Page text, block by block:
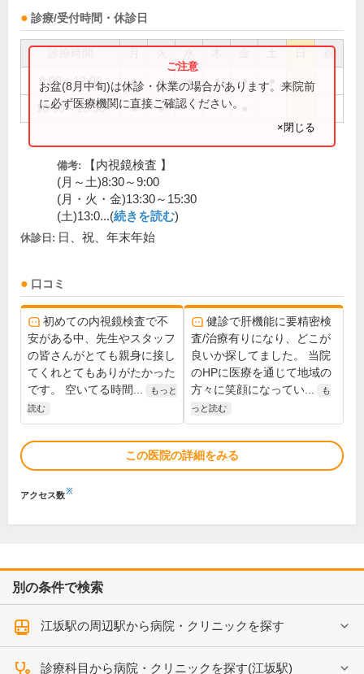
診療/受付時間・休診日
祝
9:00～12:00 ● ● ● ● ●
16:00～18:30 ● ●
お盆(8月中旬)は休診・休業の場合があります。来院前
に必ず医療機関に直接ご確認ください。
×閉じる
備考:
【内視鏡検査 】
(月～土)8:30～9:00
(月・火・金)13:30～15:30
(土)13:0...(続きを読む)
休診日: 日、祝、年末年始
口コミ
初めての内視鏡検査で不
安がある中、先生やスタッフ
の皆さんがとても親身に接し
てくれとてもありがたかった
です。 空いてる時間...
もっと
読む
健診で肝機能に要精密検
査/治療有りになり、どこが
良いか探してました。 当院
のHPに医療を通じて地域の
方々に笑顔になってい...
も
っと読む
この医院の詳細をみる
アクセス数※
別の条件で検索
江坂駅の周辺駅から病院・クリニックを探す
診療科目から病院・クリニックを探す(江坂駅)